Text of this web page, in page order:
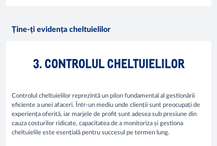
Ține-ți evidența cheltuielilor
3. CONTROLUL CHELTUIELILOR
Controlul cheltuielilor reprezintă un pilon fundamental al gestionării
eficiente a unei afaceri. Într-un mediu unde clienții sunt preocupați de
experiența oferită, iar marjele de profit sunt adesea sub presiune din
cauza costurilor ridicate, capacitatea de a monitoriza și gestiona
cheltuielile este esențială pentru succesul pe termen lung.